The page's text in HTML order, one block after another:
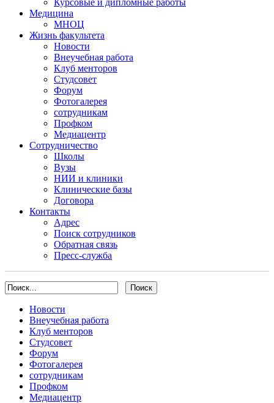
Курсовые и дипломные работы
Медицина
МНОЦ
Жизнь факультета
Новости
Внеучебная работа
Клуб менторов
Студсовет
Форум
Фотогалерея
сотрудникам
Профком
Медиацентр
Сотрудничество
Школы
Вузы
НИИ и клиники
Клинические базы
Договора
Контакты
Адрес
Поиск сотрудников
Обратная связь
Пресс-служба
Новости
Внеучебная работа
Клуб менторов
Студсовет
Форум
Фотогалерея
сотрудникам
Профком
Медиацентр